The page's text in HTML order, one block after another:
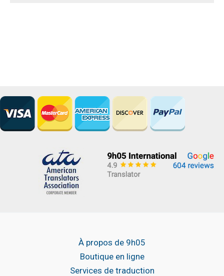
À propos de 9h05
Boutique en ligne
Services de traduction